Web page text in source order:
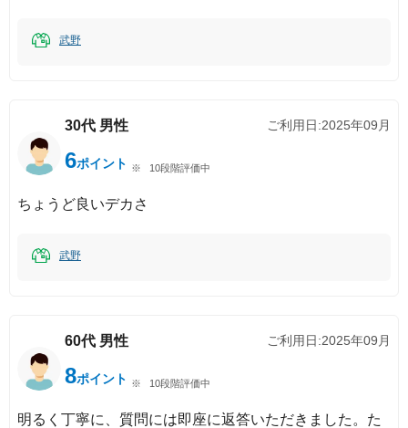
武野
30代 男性 ご利用日:2025年09月
6ポイント 10段階評価中
ちょうど良いデカさ
武野
60代 男性 ご利用日:2025年09月
8ポイント 10段階評価中
明るく丁寧に、質問には即座に返答いただきました。た